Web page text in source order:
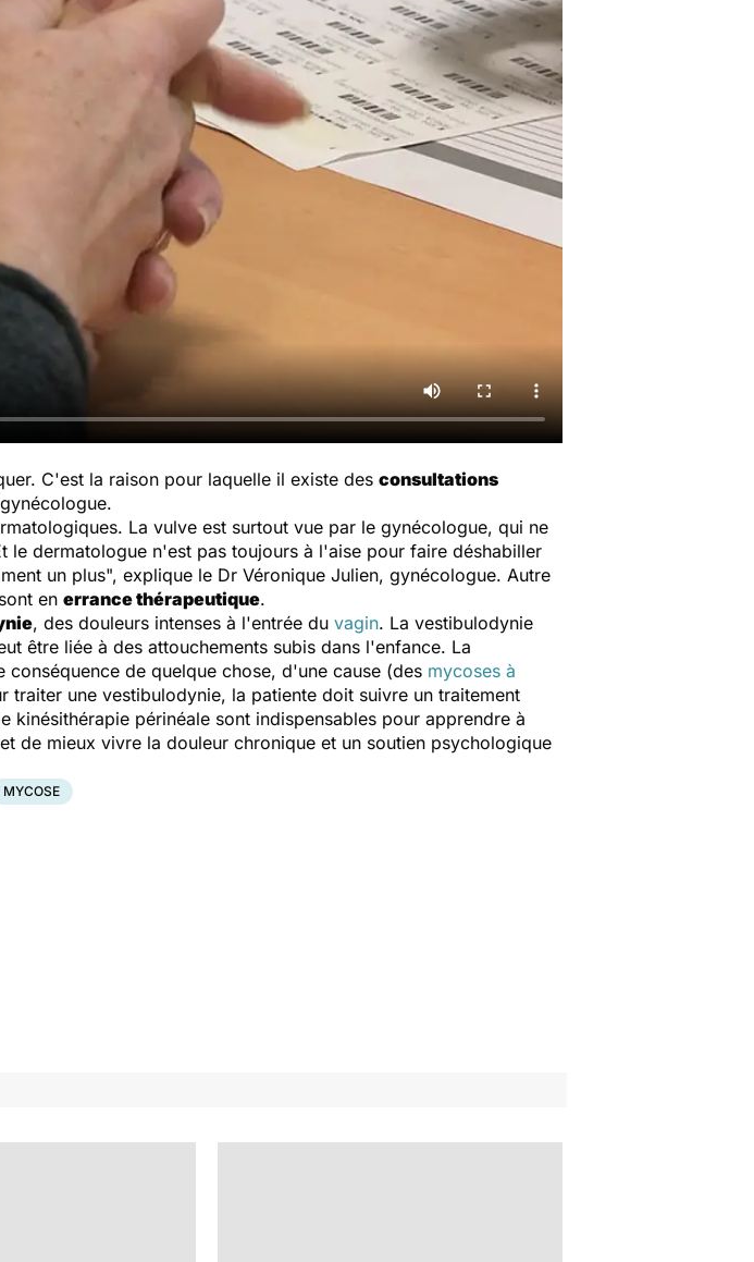
C'est la raison pour laquelle il existe des consultations
La vulve est surtout vue par le gynécologue, qui ne
dermatologue n'est pas toujours à l'aise pour faire déshabiller
un plus", explique le Dr Véronique Julien, gynécologue. Autre
en errance thérapeutique.
, des douleurs intenses à l'entrée du vagin. La vestibulodynie
être liée à des attouchements subis dans l'enfance. La
de quelque chose, d'une cause (des mycoses à
traiter une vestibulodynie, la patiente doit suivre un traitement
kinésithérapie périnéale sont indispensables pour apprendre à
de mieux vivre la douleur chronique et un soutien psychologique
MYCOSE